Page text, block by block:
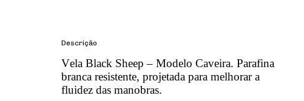
Descrição
Vela Black Sheep – Modelo Caveira. Parafina
branca resistente, projetada para melhorar a
fluidez das manobras.